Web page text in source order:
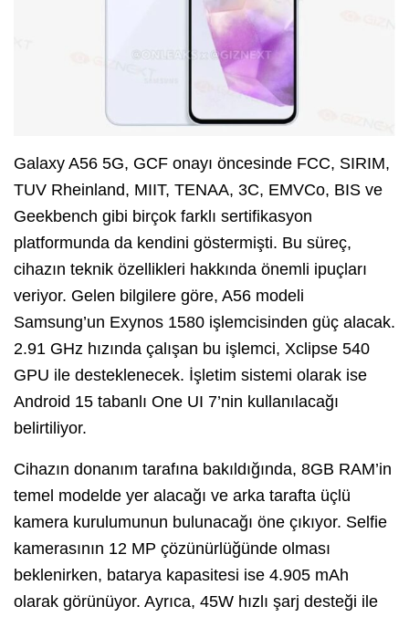
Galaxy A56 5G, GCF onayı öncesinde FCC, SIRIM,
TUV Rheinland, MIIT, TENAA, 3C, EMVCo, BIS ve
Geekbench gibi birçok farklı sertifikasyon
platformunda da kendini göstermişti. Bu süreç,
cihazın teknik özellikleri hakkında önemli ipuçları
veriyor. Gelen bilgilere göre, A56 modeli
Samsung’un Exynos 1580 işlemcisinden güç alacak.
2.91 GHz hızında çalışan bu işlemci, Xclipse 540
GPU ile desteklenecek. İşletim sistemi olarak ise
Android 15 tabanlı One UI 7’nin kullanılacağı
belirtiliyor.
Cihazın donanım tarafına bakıldığında, 8GB RAM’in
temel modelde yer alacağı ve arka tarafta üçlü
kamera kurulumunun bulunacağı öne çıkıyor. Selfie
kamerasının 12 MP çözünürlüğünde olması
beklenirken, batarya kapasitesi ise 4.905 mAh
olarak görünüyor. Ayrıca, 45W hızlı şarj desteği ile